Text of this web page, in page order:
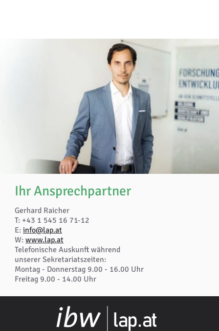
Ihr Ansprechpartner
Gerhard Raicher
T: +43 1 545 16 71-12
E: info@lap.at
W: www.lap.at
Telefonische Auskunft während
unserer Sekretariatszeiten:
Montag - Donnerstag 9.00 - 16.00 Uhr
Freitag 9.00 - 14.00 Uhr